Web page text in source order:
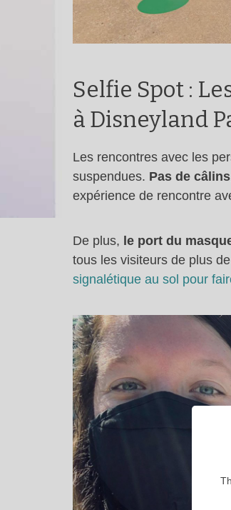
Selfie Spot :
à Disneyland
Les rencontres avec les
suspendues. Pas de
expérience de rencontre
De plus, le port du
tous les visiteurs de plus
signalétique au sol pour